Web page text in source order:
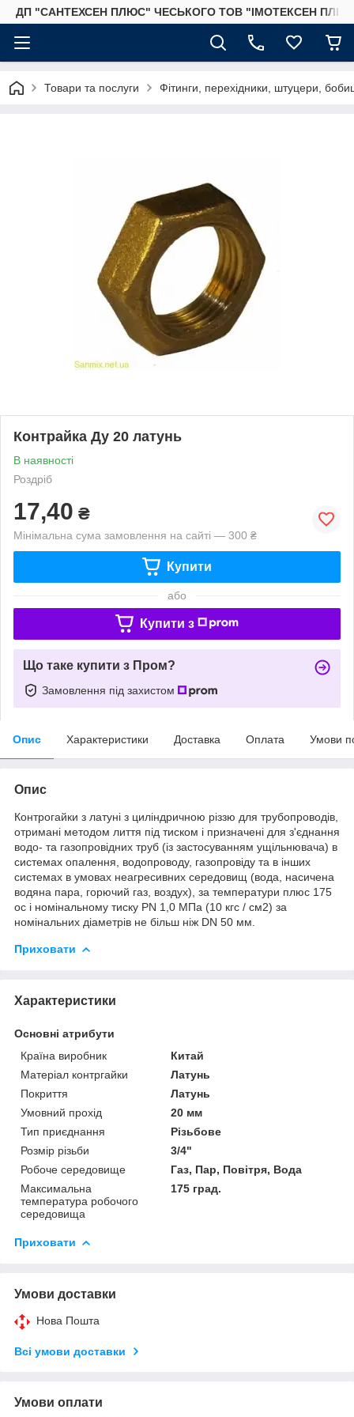
ДП "САНТЕХСЕН ПЛЮС" ЧЕСЬКОГО ТОВ "ІМОТЕКСЕН
Товари та послуги Фітинги, перехідники, штуцери,
Контрайка Ду 20 латунь
В наявності
Роздріб
17,40 ₴
Мінімальна сума замовлення на сайті — 300 ₴
Купити
або
Купити з
Що таке купити з Пром?
Замовлення під захистом
Опис Характеристики Доставка Оплата Умови
Опис
Контрогайки з латуні з циліндричною різзю для трубопроводів
отримані методом лиття під тиском і призначені для з'єднання
водо- та газопровідних труб (із застосуванням ущільнювача) в
системах опалення
водопроводу, газопровіду та в інших
системах в умовах неагресивних середовищ (вода
насичена
водяна пара
горючий газ воздух) за температури плюс 175
ос і номінальному тиску PN 1,0 МПа (10 кгс / см2) за
номінальних діаметрів не більш ніж DN 50 мм
Приховати
Характеристики
Основні атрибути
Країна виробник
Китай
Матеріал контргайки
Латунь
Покриття
Латунь
Умовний прохід
20 мм
Тип приєднання
Різьбове
Розмір різьби
3/4"
Робоче середовище
Газ, Пар, Повітря, Вода
Максимальна
температура робочого
середовища
175 град.
Приховати
Умови доставки
Нова Пошта
Всі умови доставки
Умови оплати